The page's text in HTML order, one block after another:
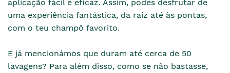
aplicação fácil e eficaz. Assim, podes desfrutar de
uma experiência fantástica, da raiz até às pontas,
com o teu champô favorito.
E já mencionámos que duram até cerca de 50
lavagens? Para além disso, como se não bastasse,